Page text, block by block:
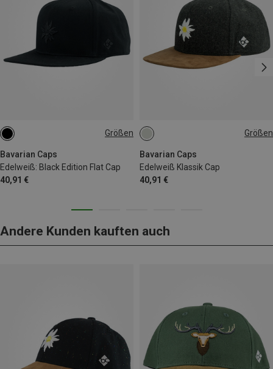
Größen
Bavarian Caps
Edelweiß: Black Edition Flat Cap
40,91 €
ONE SIZE Größen
Bavarian Caps
Edelweiß Klassik Cap
40,91 €
ONE SIZE
Andere Kunden kauften auch